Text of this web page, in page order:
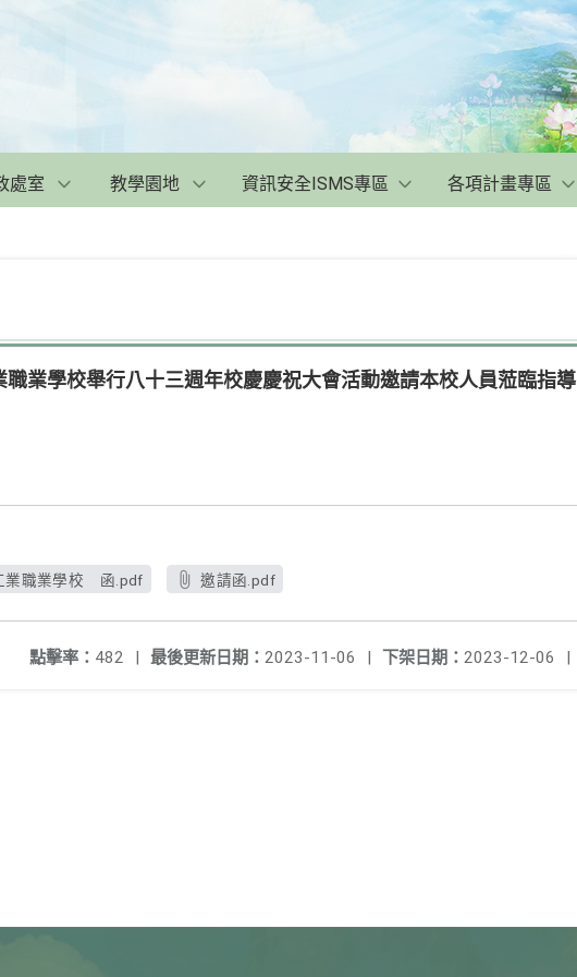
處室 教學園地 資訊安全ISMS專區 各項計畫專區
職業學校舉行八十三週年校慶慶祝大會活動邀請本校人員蒞臨指導
業職業學校 函.pdf 邀請函.pdf
下架日期： 2023-12-06 |
最後更新日期： 2023-11-06 |
點擊率： 482 |